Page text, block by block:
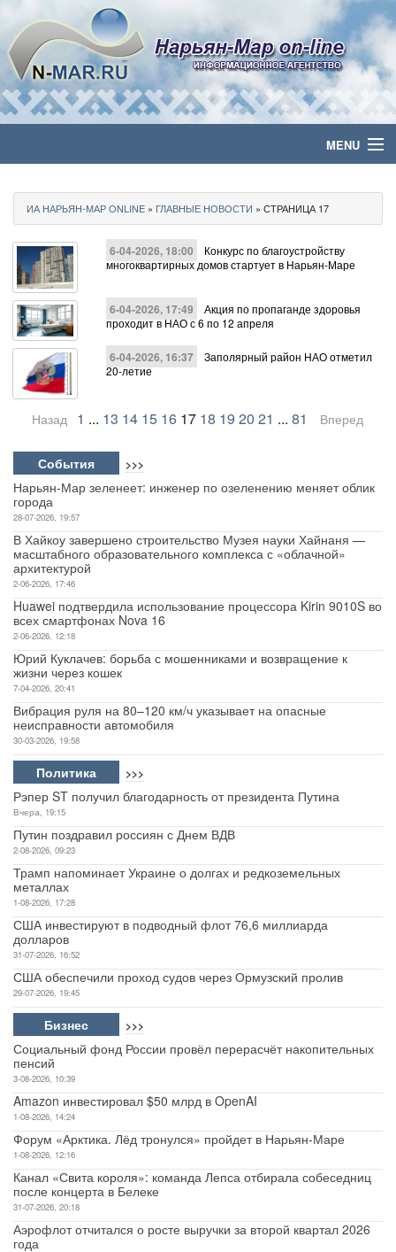
MENU
Политика
Бизнес
Общество
Культура
Медиа
Авто
Спорт
Контакты
ИА НАРЬЯН-МАР ONLINE » ГЛАВНЫЕ НОВОСТИ » СТРАНИЦА 17
6-04-2026, 18:00
Конкурс по благоустройству
многоквартирных домов стартует в Нарьян-Маре
6-04-2026, 17:49
Акция по пропаганде здоровья
проходит в НАО с 6 по 12 апреля
6-04-2026, 16:37
Заполярный район НАО отметил
20-летие
Назад 1 ... 13 14 15 16 17 18 19 20 21 ... 81 Вперед
События >>>
Нарьян-Мар зеленеет: инженер по озеленению меняет облик
города
28-07-2026, 19:57
В Хайкоу завершено строительство Музея науки Хайнаня —
масштабного образовательного комплекса с «облачной»
архитектурой
2-06-2026, 17:46
Huawei подтвердила использование процессора Kirin 9010S во
всех смартфонах Nova 16
2-06-2026, 12:18
Юрий Куклачев: борьба с мошенниками и возвращение к
жизни через кошек
7-04-2026, 20:41
Вибрация руля на 80–120 км/ч указывает на опасные
неисправности автомобиля
30-03-2026, 19:58
Политика >>>
Рэпер ST получил благодарность от президента Путина
Вчера, 19:15
Путин поздравил россиян с Днем ВДВ
2-08-2026, 09:23
Трамп напоминает Украине о долгах и редкоземельных
металлах
1-08-2026, 17:28
США инвестируют в подводный флот 76,6 миллиарда
долларов
31-07-2026, 16:52
США обеспечили проход судов через Ормузский пролив
29-07-2026, 19:45
Бизнес >>>
Социальный фонд России провёл перерасчёт накопительных
пенсий
3-08-2026, 10:39
Amazon инвестировал $50 млрд в OpenAI
1-08-2026, 14:24
Форум «Арктика. Лёд тронулся» пройдет в Нарьян-Маре
1-08-2026, 12:16
Канал «Свита короля»: команда Лепса отбирала собеседниц
после концерта в Белеке
31-07-2026, 20:18
Аэрофлот отчитался о росте выручки за второй квартал 2026
года